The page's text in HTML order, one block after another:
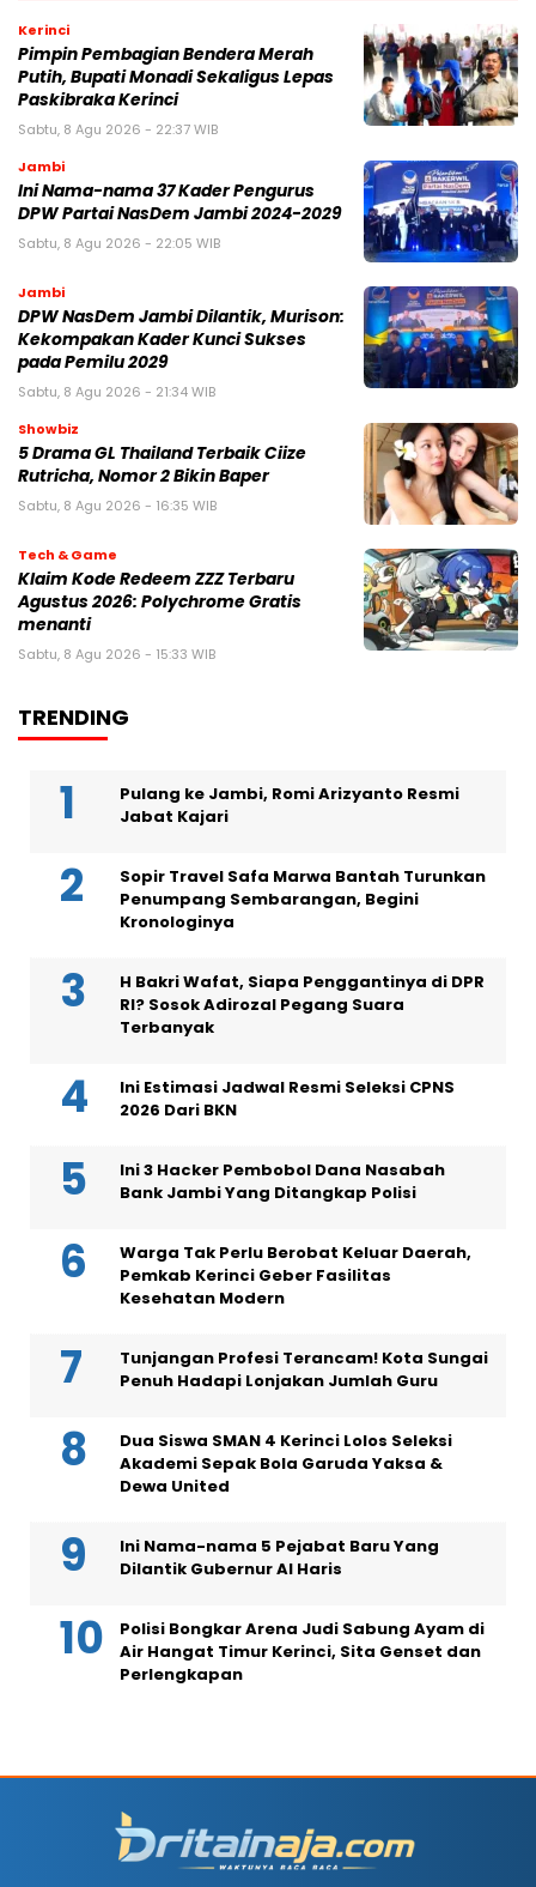
Kerinci
Pimpin Pembagian Bendera Merah
Putih, Bupati Monadi Sekaligus Lepas
Paskibraka Kerinci
Sabtu, 8 Agu 2026 - 22:37 WIB
Jambi
Ini Nama-nama 37 Kader Pengurus
DPW Partai NasDem Jambi 2024-2029
Sabtu, 8 Agu 2026 - 22:05 WIB
Jambi
DPW NasDem Jambi Dilantik, Murison:
Kekompakan Kader Kunci Sukses
pada Pemilu 2029
Sabtu, 8 Agu 2026 - 21:34 WIB
Showbiz
5 Drama GL Thailand Terbaik Ciize
Rutricha, Nomor 2 Bikin Baper
Sabtu, 8 Agu 2026 - 16:35 WIB
Tech & Game
Klaim Kode Redeem ZZZ Terbaru
Agustus 2026: Polychrome Gratis
menanti
Sabtu, 8 Agu 2026 - 15:33 WIB
TRENDING
Pulang ke Jambi, Romi Arizyanto Resmi
Jabat Kajari
Sopir Travel Safa Marwa Bantah Turunkan
Penumpang Sembarangan, Begini
Kronologinya
H Bakri Wafat, Siapa Penggantinya di DPR
RI? Sosok Adirozal Pegang Suara
Terbanyak
Ini Estimasi Jadwal Resmi Seleksi CPNS
2026 Dari BKN
Ini 3 Hacker Pembobol Dana Nasabah
Bank Jambi Yang Ditangkap Polisi
Warga Tak Perlu Berobat Keluar Daerah,
Pemkab Kerinci Geber Fasilitas
Kesehatan Modern
Tunjangan Profesi Terancam! Kota Sungai
Penuh Hadapi Lonjakan Jumlah Guru
Dua Siswa SMAN 4 Kerinci Lolos Seleksi
Akademi Sepak Bola Garuda Yaksa &
Dewa United
Ini Nama-nama 5 Pejabat Baru Yang
Dilantik Gubernur Al Haris
Polisi Bongkar Arena Judi Sabung Ayam di
Air Hangat Timur Kerinci, Sita Genset dan
Perlengkapan